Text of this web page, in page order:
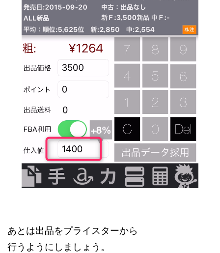
あとは出品をプライスターから
行うようにしましょう。